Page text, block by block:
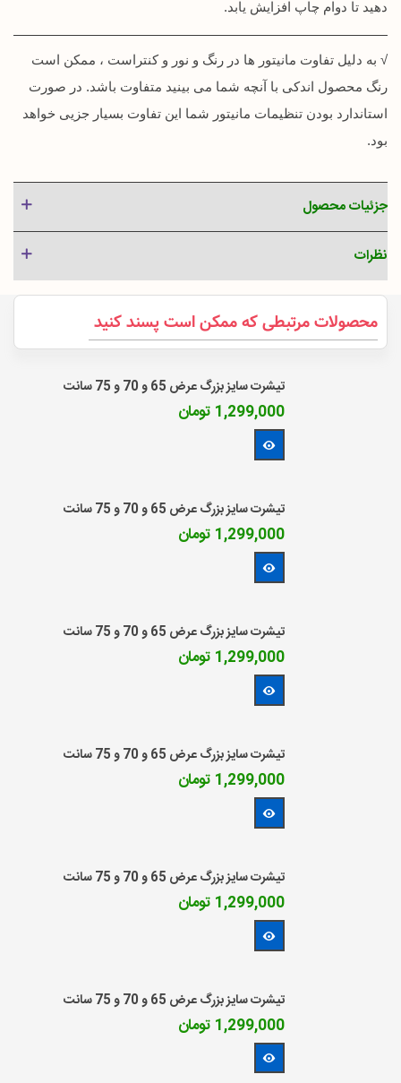
دهید تا دوام چاپ افزایش یابد.
√ به دلیل تفاوت مانیتور ها در رنگ و نور و کنتراست ، ممکن است
رنگ محصول اندکی با آنچه شما می بینید متفاوت باشد. در صورت
استاندارد بودن تنظیمات مانیتور شما این تفاوت بسیار جزیی خواهد
بود.
جزئیات محصول
نظرات
محصولات مرتبطی که ممکن است پسند کنید
تیشرت سایز بزرگ عرض 65 و 70 و 75 سانت
1,299,000 تومان
تیشرت سایز بزرگ عرض 65 و 70 و 75 سانت
1,299,000 تومان
تیشرت سایز بزرگ عرض 65 و 70 و 75 سانت
1,299,000 تومان
تیشرت سایز بزرگ عرض 65 و 70 و 75 سانت
1,299,000 تومان
تیشرت سایز بزرگ عرض 65 و 70 و 75 سانت
1,299,000 تومان
تیشرت سایز بزرگ عرض 65 و 70 و 75 سانت
1,299,000 تومان